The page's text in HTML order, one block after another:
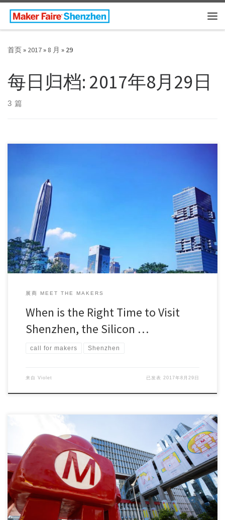
Skip to content
首页» 2017»8 月 » 29
每日归档: 2017年8月29日
3 篇
Shenzhen has earned itself the name of “Silicon Va […]
展商 MEET THE MAKERS
When is the Right Time to Visit
Shenzhen, the Silicon …
call for makers Shenzhen
来自 Violet 已发表 2017年8月29日
华强北每日客流量800000， 1996.85平方公里占地面积， 深圳
一座城常住人口10000000 […]